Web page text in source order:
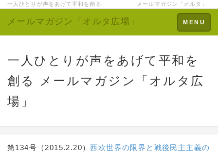
一人ひとりが声をあげて平和を創る メールマガジン「オルタ」
Toggle
navigation
MENU
メールマガジン「オルタ広場」
一人ひとりが声をあげて平和を
創る メールマガジン「オルタ広
場」
第134号（2015.2.20）西欧世界の限界と戦後民主主義の